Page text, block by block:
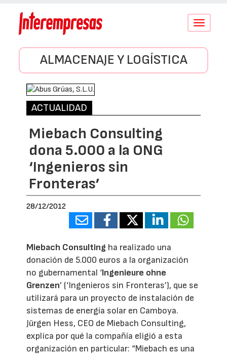
Conmutar
ALMACENAJE Y LOGÍSTICA
ACTUALIDAD
Miebach Consulting
dona 5.000 a la ONG
‘Ingenieros sin
Fronteras’
28/12/2012
Miebach Consulting ha realizado una
donación de 5.000 euros a la organización
no gubernamental ‘Ingenieure ohne
Grenzen’ (‘Ingenieros sin Fronteras’), que se
utilizará para un proyecto de instalación de
sistemas de energía solar en Camboya.
Jürgen Hess, CEO de Miebach Consulting,
explica por qué la compañía eligió a esta
organización en particular: “Miebach es una